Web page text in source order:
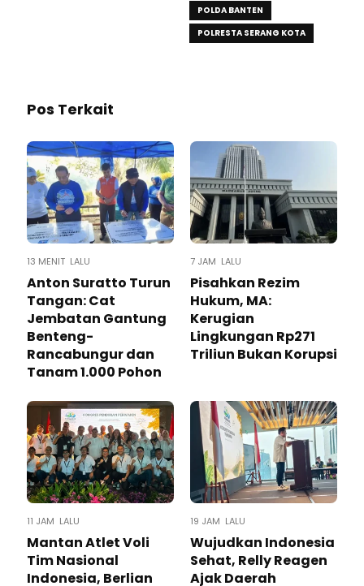
POLDA BANTEN
POLRESTA SERANG KOTA
Pos Terkait
13 MENIT LALU
Anton Suratto Turun
Tangan: Cat
Jembatan Gantung
Benteng-
Rancabungur dan
Tanam 1.000 Pohon
7 JAM LALU
Pisahkan Rezim
Hukum, MA:
Kerugian
Lingkungan Rp271
Triliun Bukan Korupsi
11 JAM LALU
Mantan Atlet Voli
Tim Nasional
Indonesia, Berlian
19 JAM LALU
Wujudkan Indonesia
Sehat, Relly Reagen
Ajak Daerah